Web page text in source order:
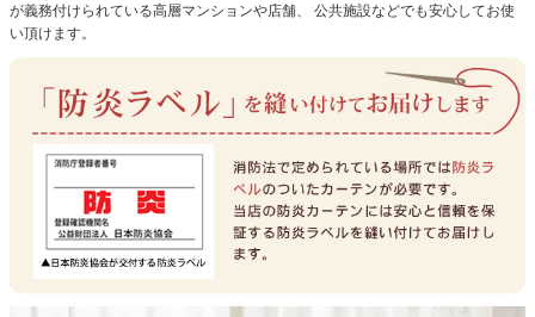
が義務付けられている高層マンションや店舗、 公共施設などでも安心してお使
い頂けます。